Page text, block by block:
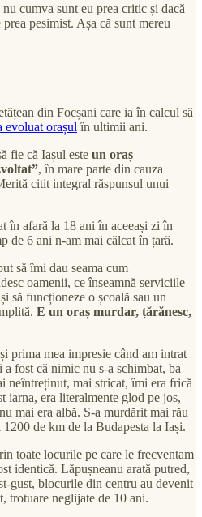
cumva sunt eu prea critic și dacă
pesimist. Așa că sunt mereu
din Focșani care ia în calcul să
evoluat orașul în ultimii ani.
fie că Iașul este un oraș
, în mare parte din cauza
citit integral răspunsul unui
în afară la 18 ani în aceeași zi în
de 6 ani n-am mai călcat în țară.
să îmi dau seama cum
oamenii, ce înseamnă serviciile
să funcționeze o școală sau un
E un oraș murdar, țărănesc,
prima mea impresie când am intrat
fost că nimic nu s-a schimbat, ba
neîntreținut, mai stricat, îmi era frică
iarna, era literalmente glod pe jos,
mai era albă. S-a murdărit mai rău
de km de la Budapesta la Iași.
toate locurile pe care le frecventam
identică. Lăpușneanu arată putred,
gust, blocurile din centru au devenit
trotuare neglijate de 10 ani.